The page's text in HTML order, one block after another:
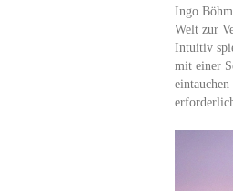
Ingo
Welt zur
Intuitiv
mit einer